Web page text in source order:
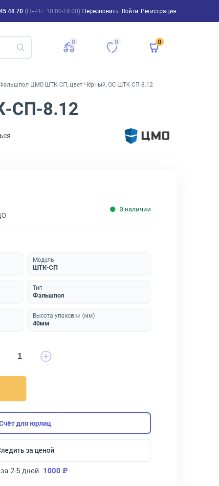
48 70 (Пн-Пт: 10:00-18:00) Перезвонить Войти Регистрация
0 0 0
ЦМО ШТК-СП, цвет Чёрный, ОС-ШТК-СП-8.12
СП-8.12
В наличии
Модель
ШТК-СП
Тип
Фальшпол
Высота упаковки (мм)
40мм
для юрлиц
за ценой
2-5 дней 1000 ₽